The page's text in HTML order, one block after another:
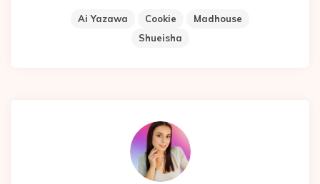
Ai Yazawa Cookie
Madhouse
Shueisha